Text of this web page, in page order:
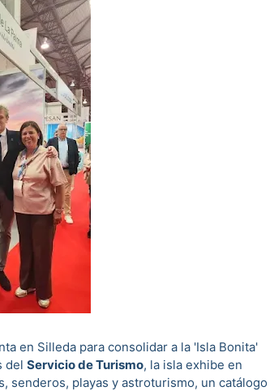
en Silleda para consolidar a la 'Isla Bonita'
del Servicio de Turismo, la isla exhibe en
senderos, playas y astroturismo, un catálogo